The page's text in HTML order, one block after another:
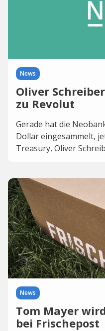
News
Oliver
zu Revolut
Gerade hat die
Dollar eingesammelt,
Treasury, Oliver
News
Tom Mayer
bei Frischepost